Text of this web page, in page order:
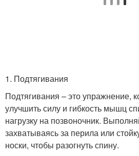
1. Подтягивания
Подтягивания – это упражнение,
улучшить силу и гибкость мышц
нагрузку на позвоночник.
захватываясь за перила или
носки, чтобы разогнуть спину.